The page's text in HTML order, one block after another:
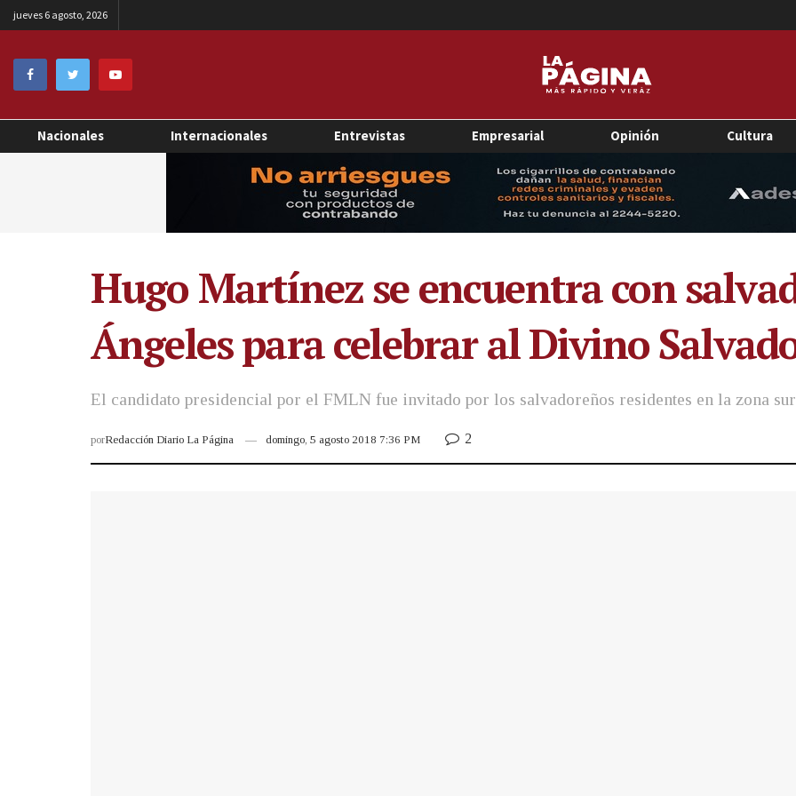
jueves 6 agosto, 2026
Nacionales Internacionales Entrevistas Empresarial Opinión Cultura
Hugo Martínez se encuentra con
Ángeles para celebrar al Divino
El candidato presidencial por el FMLN fue invitado por los salvadoreños residentes en la zona
porRedacción Diario La Página domingo, 5 agosto 2018 7:36 PM 2